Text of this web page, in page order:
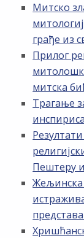
Митско
грађе из
Прилог
митска
Трагање
Пештеру
Жељинска